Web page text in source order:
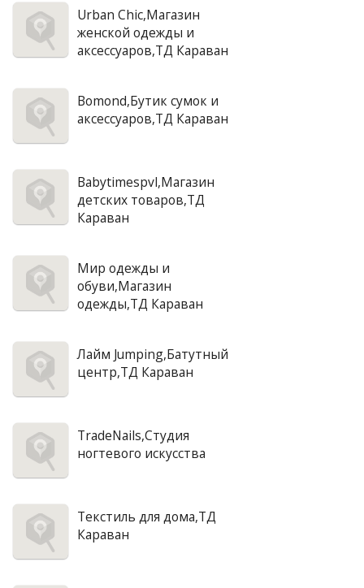
Urban Chic,Магазин
женской одежды и
аксессуаров,ТД Караван
Bomond,Бутик сумок и
аксессуаров,ТД Караван
Babytimespvl,Магазин
детских товаров,ТД
Караван
Мир одежды и
обуви,Магазин
одежды,ТД Караван
Лайм Jumping,Батутный
центр,ТД Караван
TradeNails,Студия
ногтевого искусства
Текстиль для дома,ТД
Караван